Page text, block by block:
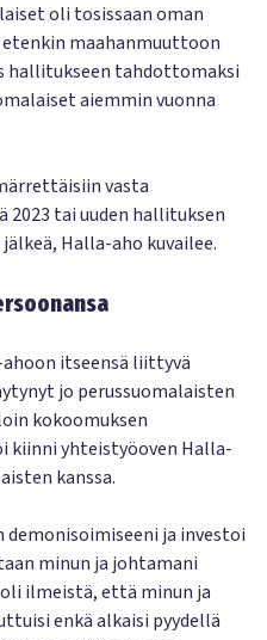
oli tosissaan oman
maahanmuuttoon
hallitukseen tahdottomaksi
aiemmin vuonna
vasta
tai uuden hallituksen
Halla-aho kuvailee.
itseensä liittyvä
jo perussuomalaisten
kokoomuksen
kiinni yhteistyöoven Halla-
kanssa.
ja investoi
minun ja johtamani
ilmeistä, että minun ja
enkä alkaisi pyydellä